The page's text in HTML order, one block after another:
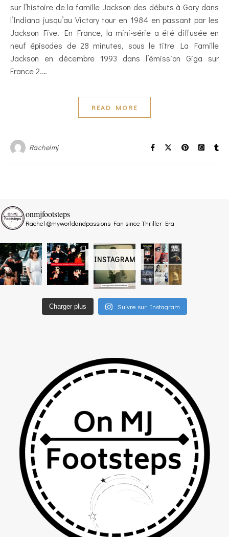
sur l’histoire de la famille Jackson des débuts à Gary dans
l’Indiana jusqu’au Victory tour en 1984 en passant par les
Jackson Five. En France, la mini-série a été diffusée en
neuf épisodes de 28 minutes, sous le titre La Famille
Jackson en décembre 1993 dans l’émission Giga sur
France 2.…
READ MORE
Rachelmj
INSTAGRAM
onmjfootsteps
Rachel @myworldandpassions Fan since Thriller Era
Charger plus Suivre sur Instagram